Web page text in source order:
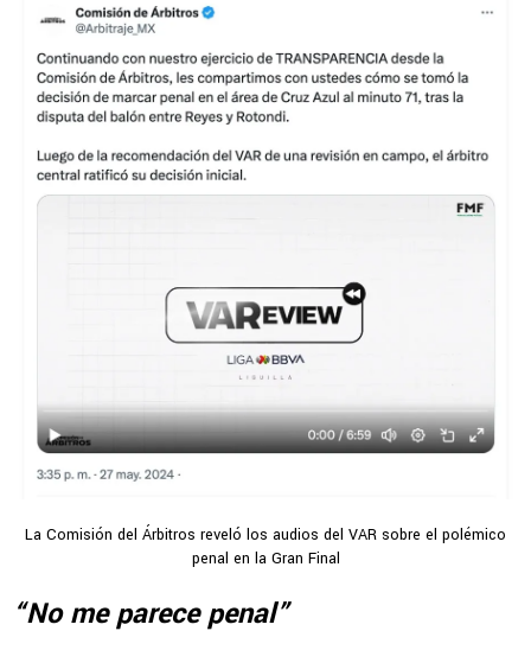
La Comisión del Árbitros reveló los audios del VAR sobre el polémico
penal en la Gran Final
“No me parece penal”